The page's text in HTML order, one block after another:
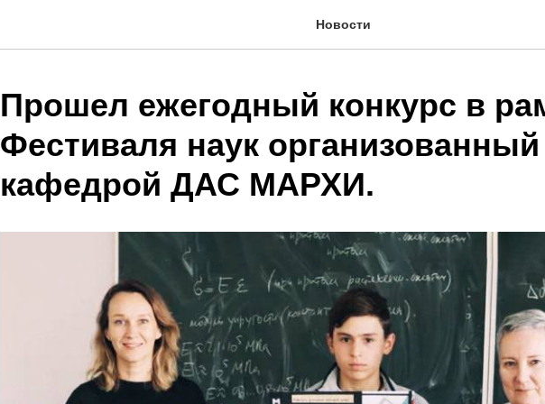
Новости
Прошел ежегодный конкурс в
Фестиваля наук организованный
кафедрой ДАС МАРХИ.